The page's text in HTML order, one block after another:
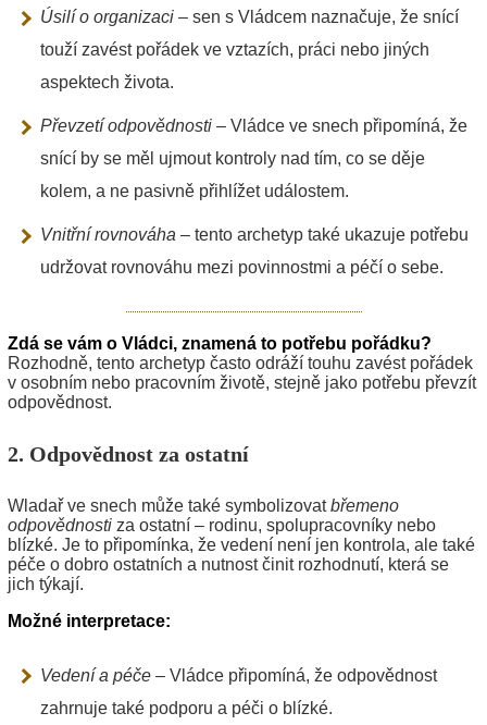
Úsilí o organizaci – sen s Vládcem naznačuje, že snící
touží zavést pořádek ve vztazích, práci nebo jiných
aspektech života.
Převzetí odpovědnosti – Vládce ve snech připomíná, že
snící by se měl ujmout kontroly nad tím, co se děje
kolem, a ne pasivně přihlížet událostem.
Vnitřní rovnováha – tento archetyp také ukazuje potřebu
udržovat rovnováhu mezi povinnostmi a péčí o sebe.
Zdá se vám o Vládci, znamená to potřebu pořádku?
Rozhodně, tento archetyp často odráží touhu zavést pořádek
v osobním nebo pracovním životě, stejně jako potřebu převzít
odpovědnost.
2. Odpovědnost za ostatní
Wladař ve snech může také symbolizovatbřemeno
odpovědnosti za ostatní – rodinu, spolupracovníky nebo
blízké. Je to připomínka, že vedení není jen kontrola, ale také
péče o dobro ostatních a nutnost činit rozhodnutí, která se
jich týkají.
Možné interpretace:
Vedení a péče – Vládce připomíná, že odpovědnost
zahrnuje také podporu a péči o blízké.